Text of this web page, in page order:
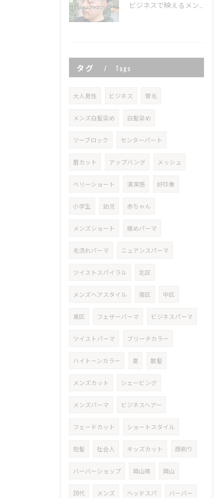
タグ Tags
大人男性 ビジネス 育毛
メンズ白髪染め 白髪染め
ツーブロック センターパート
眉カット アップバング メッシュ
ベリーショート 清潔感 好印象
小学生 幼児 赤ちゃん
メンズショート 緩めパーマ
毛流れパーマ ニュアンスパーマ
ツイストスパイラル 北区
メンズヘアスタイル 南区 中区
東区 フェザーパーマ ビジネスパーマ
ツイストパーマ ブリーチカラー
ハイトーンカラー 夏 散髪
メンズカット シェービング
メンズパーマ ビジネスヘアー
フェードカット ショートスタイル
短髪 社会人 キッズカット 顔剃り
バーバーショップ 岡山県 岡山
20代 メンズ ヘッドスパ バーバー